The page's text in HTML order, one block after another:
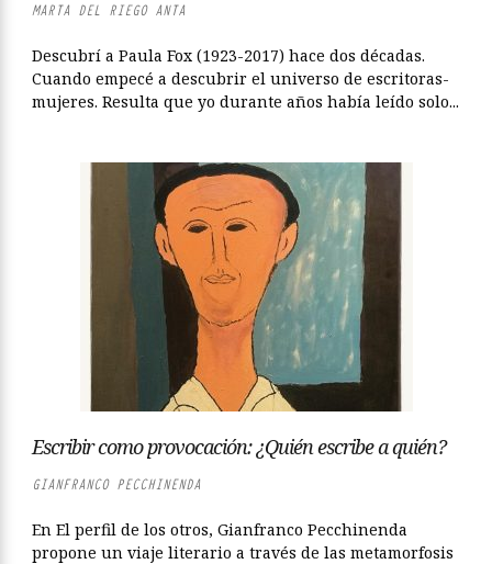
MARTA DEL RIEGO ANTA
Descubrí a Paula Fox (1923-2017) hace dos décadas.
Cuando empecé a descubrir el universo de escritoras-
mujeres. Resulta que yo durante años había leído solo...
Escribir como provocación: ¿Quién escribe a quién?
GIANFRANCO PECCHINENDA
En El perfil de los otros, Gianfranco Pecchinenda
propone un viaje literario a través de las metamorfosis